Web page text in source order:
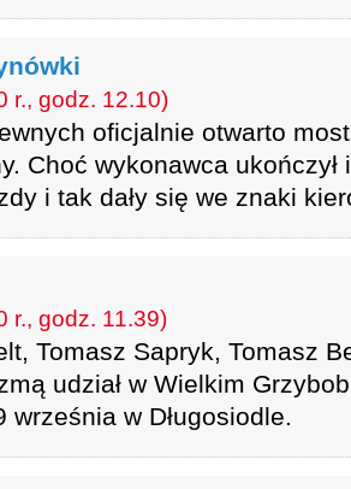
r., godz. 12.10)
oficjalnie otwarto
Choć wykonawca
i tak dały się we znaki
r., godz. 11.39)
Tomasz Sapryk, Tomasz
udział w Wielkim
września w Długosiodle.